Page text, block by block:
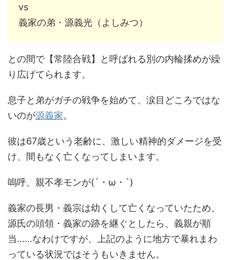
vs
義家の弟・源義光（よしみつ）
との間で【常陸合戦】と呼ばれる別の内輪揉めが繰
り広げてられます。
息子と弟がガチの戦争を始めて、涙目どころではな
いのが源義家。
彼は67歳という老齢に、激しい精神的ダメージを受
け、間もなく亡くなってしまいます。
嗚呼、親不孝モンが(´・ω・`)
義家の長男・義宗は幼くして亡くなっていたため、
源氏の頭領・義家の跡を継ぐとしたら、義親が順
当……なわけですが、上記のように地方で暴れまわ
っている状況ではそうもいきません。